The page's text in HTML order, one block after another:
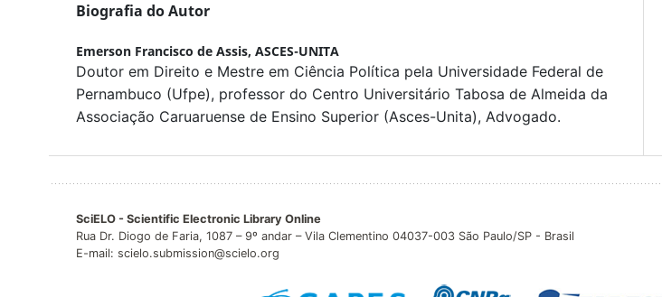
Biografia do Autor
Emerson Francisco de Assis, ASCES-UNITA
Doutor em Direito e Mestre em Ciência Política pela Universidade Federal de
Pernambuco (Ufpe), professor do Centro Universitário Tabosa de Almeida da
Associação Caruaruense de Ensino Superior (Asces-Unita), Advogado.
SciELO - Scientific Electronic Library Online
Rua Dr. Diogo de Faria, 1087 – 9º andar – Vila Clementino 04037-003 São Paulo/SP - Brasil
E-mail: scielo.submission@scielo.org